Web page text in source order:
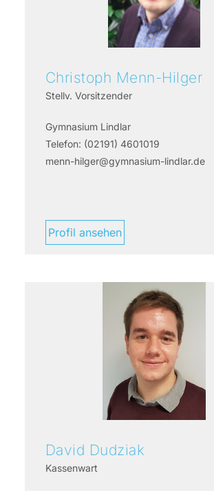
Christoph Menn-Hilger
Stellv. Vorsitzender
Gymnasium Lindlar
Telefon: (02191) 4601019
menn-hilger@gymnasium-lindlar.de
Profil ansehen
David Dudziak
Kassenwart